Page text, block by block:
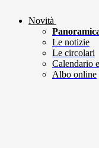
Novità
Le notizie
Le circolari
Calendario
Albo online